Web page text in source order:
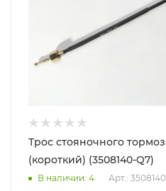
Трос стояночного
(короткий) (3508140-Q7)
В наличии: 4 Арт.: